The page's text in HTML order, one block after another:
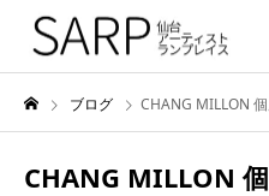
ブログ CHANG MILLON
CHANG MILLON